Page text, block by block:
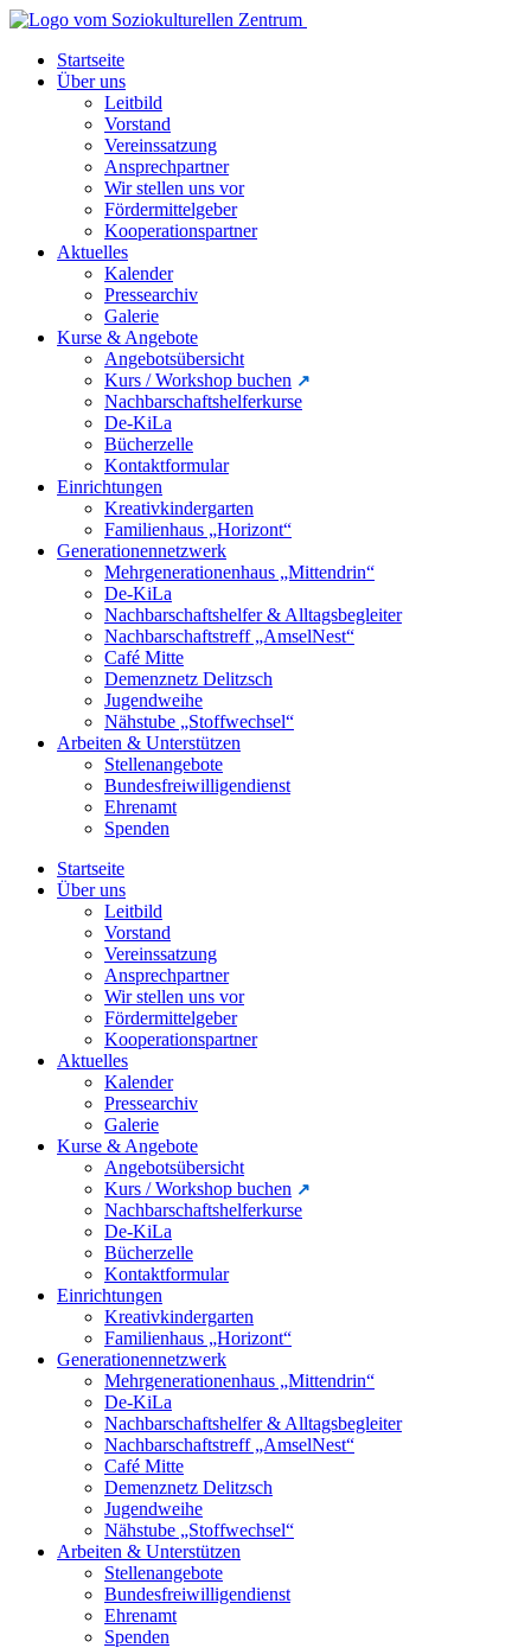
Startseite
Über uns
Leitbild
Vorstand
Vereinssatzung
Ansprechpartner
Wir stellen uns vor
Fördermittelgeber
Kooperationspartner
Aktuelles
Kalender
Pressearchiv
Galerie
Kurse & Angebote
Angebotsübersicht
Kurs / Workshop buchen
Nachbarschaftshelferkurse
De-KiLa
Bücherzelle
Kontaktformular
Einrichtungen
Kreativkindergarten
Familienhaus „Horizont“
Generationennetzwerk
Mehrgenerationenhaus „Mittendrin“
De-KiLa
Nachbarschaftshelfer & Alltagsbegleiter
Nachbarschaftstreff „AmselNest“
Café Mitte
Demenznetz Delitzsch
Jugendweihe
Nähstube „Stoffwechsel“
Arbeiten & Unterstützen
Stellenangebote
Bundesfreiwilligendienst
Ehrenamt
Spenden
Startseite
Über uns
Leitbild
Vorstand
Vereinssatzung
Ansprechpartner
Wir stellen uns vor
Fördermittelgeber
Kooperationspartner
Aktuelles
Kalender
Pressearchiv
Galerie
Kurse & Angebote
Angebotsübersicht
Kurs / Workshop buchen
Nachbarschaftshelferkurse
De-KiLa
Bücherzelle
Kontaktformular
Einrichtungen
Kreativkindergarten
Familienhaus „Horizont“
Generationennetzwerk
Mehrgenerationenhaus „Mittendrin“
De-KiLa
Nachbarschaftshelfer & Alltagsbegleiter
Nachbarschaftstreff „AmselNest“
Café Mitte
Demenznetz Delitzsch
Jugendweihe
Nähstube „Stoffwechsel“
Arbeiten & Unterstützen
Stellenangebote
Bundesfreiwilligendienst
Ehrenamt
Spenden